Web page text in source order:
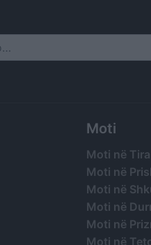
Moti
Moti në
Moti në
Moti në
Moti në
Moti në
Moti në